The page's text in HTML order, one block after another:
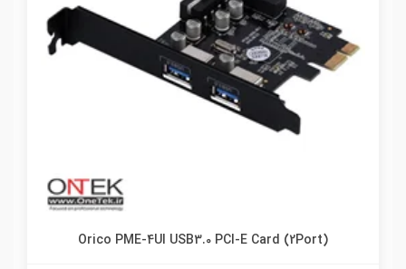
Orico PME-4UI USB3.0 PCI-E Card (2Port)